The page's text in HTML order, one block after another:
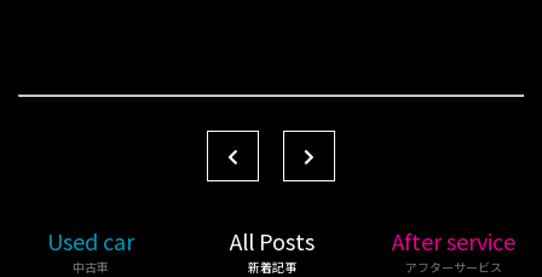
Used car
中古車
All Posts
新着記事
After service
アフターサービス